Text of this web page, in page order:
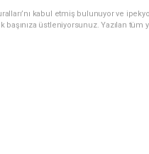
kabul etmiş bulunuyor ve
başınıza üstleniyorsunuz. Yazılan